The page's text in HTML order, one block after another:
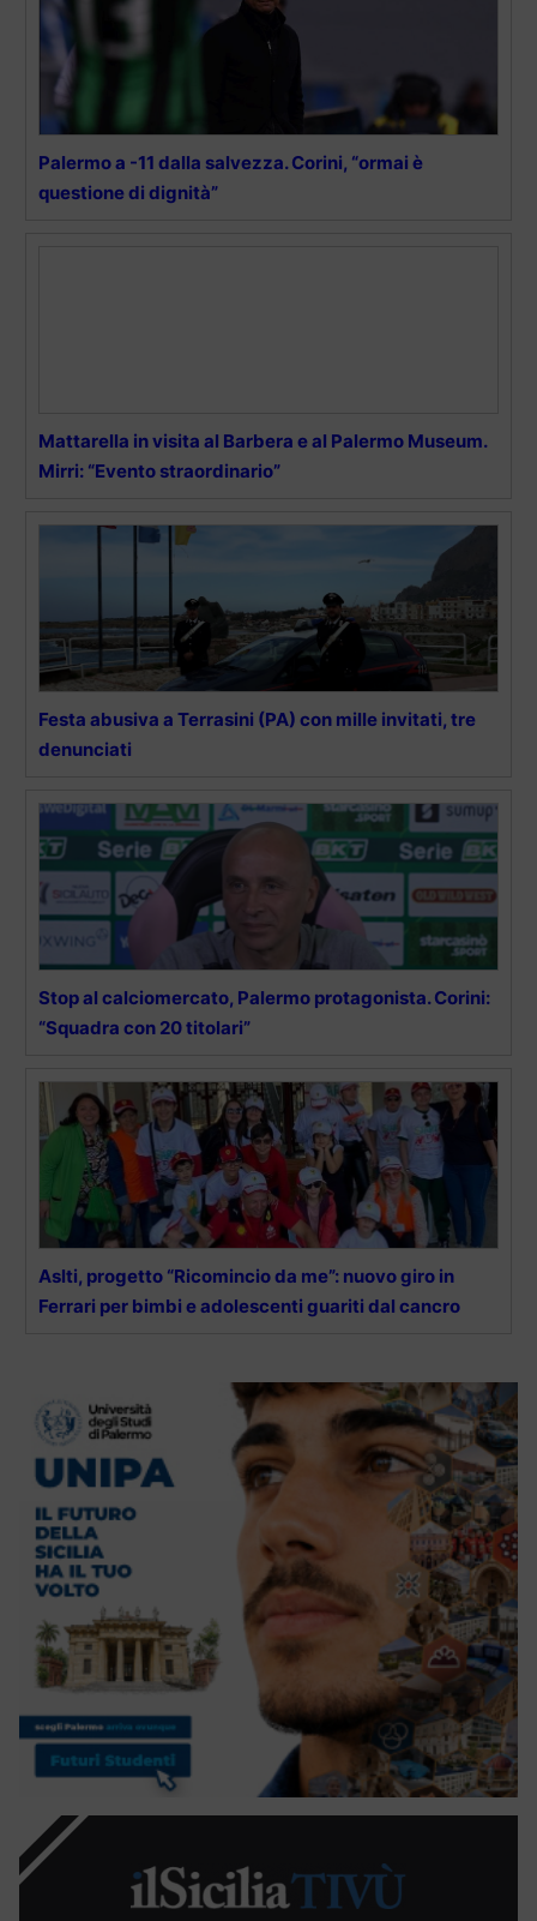
Palermo a -11 dalla salvezza. Corini, “ormai è
questione di dignità”
Mattarella in visita al Barbera e al Palermo Museum.
Mirri: “Evento straordinario”
Festa abusiva a Terrasini (PA) con mille invitati, tre
denunciati
Stop al calciomercato, Palermo protagonista. Corini:
“Squadra con 20 titolari”
Aslti, progetto “Ricomincio da me”: nuovo giro in
Ferrari per bimbi e adolescenti guariti dal cancro